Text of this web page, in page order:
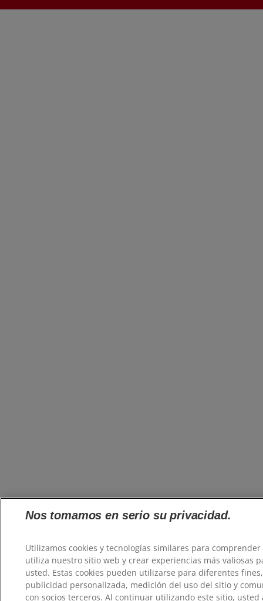
Nos tomamos en serio su privacidad.
Utilizamos cookies y tecnologías similares para comprender
utiliza nuestro sitio web y crear experiencias más valiosas
usted. Estas cookies pueden utilizarse para diferentes
publicidad personalizada, medición del uso del sitio y
con socios terceros. Al continuar utilizando este sitio, usted